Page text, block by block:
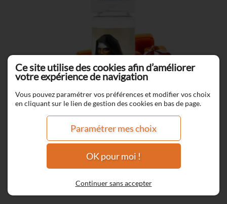
Ce site utilise des cookies afin d’améliorer
votre expérience de navigation
Vous pouvez paramétrer vos préférences et modifier vos choix
en cliquant sur le lien de gestion des cookies en bas de page.
Paramétrer mes choix
OK pour moi !
Continuer sans accepter